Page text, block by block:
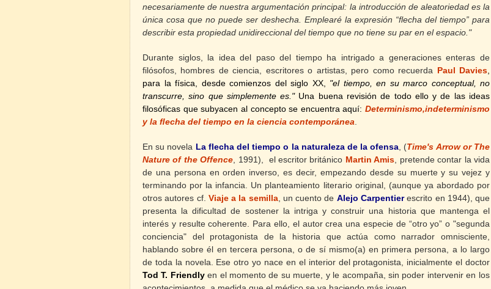
necesariamente de nuestra argumentación principal: la introducción de aleatoriedad es la
única cosa que no puede ser deshecha. Emplearé la expresión “flecha del tiempo” para
describir esta propiedad unidireccional del tiempo que no tiene su par en el espacio."
Durante siglos, la idea del paso del tiempo ha intrigado a generaciones enteras de
filósofos, hombres de ciencia, escritores o artistas, pero como recuerda Paul Davies,
para la física, desde comienzos del siglo XX, "el tiempo, en su marco conceptual, no
transcurre, sino que simplemente es." Una buena revisión de todo ello y de las ideas
filosóficas que subyacen al concepto se encuentra aquí: Determinismo,indeterminismo
y la ﬂecha del tiempo en la ciencia contemporánea.
En su novela La flecha del tiempo o la naturaleza de la ofensa, (Time's Arrow or The
Nature of the Offence, 1991), el escritor británico Martin Amis, pretende contar la vida
de una persona en orden inverso, es decir, empezando desde su muerte y su vejez y
terminando por la infancia. Un planteamiento literario original, (aunque ya abordado por
otros autores cf. Viaje a la semilla, un cuento de Alejo Carpentierescrito en 1944), que
presenta la dificultad de sostener la intriga y construir una historia que mantenga el
interés y resulte coherente. Para ello, el autor crea una especie de “otro yo” o "segunda
conciencia" del protagonista de la historia que actúa como narrador omnisciente,
hablando sobre él en tercera persona, o de sí mismo(a) en primera persona, a lo largo
de toda la novela. Ese otro yo nace en el interior del protagonista, inicialmente el doctor
Tod T. Friendlyen el momento de su muerte, y le acompaña, sin poder intervenir en los